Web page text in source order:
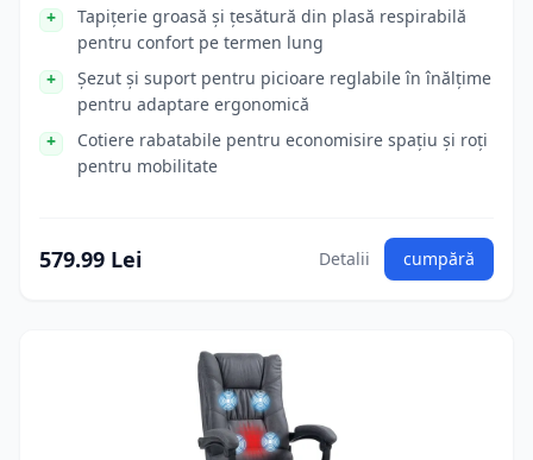
Tapițerie groasă și țesătură din plasă respirabilă
pentru confort pe termen lung
Șezut și suport pentru picioare reglabile în înălțime
pentru adaptare ergonomică
Cotiere rabatabile pentru economisire spațiu și roți
pentru mobilitate
579.99 Lei Detalii cumpără